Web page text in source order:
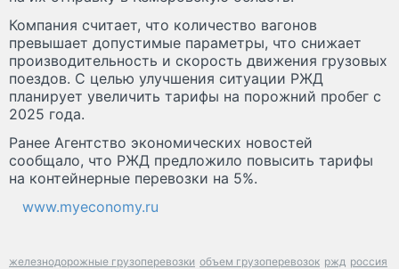
Компания считает, что количество вагонов
превышает допустимые параметры, что снижает
производительность и скорость движения грузовых
поездов. С целью улучшения ситуации РЖД
планирует увеличить тарифы на порожний пробег с
2025 года.
Ранее Агентство экономических новостей
сообщало, что РЖД предложило повысить тарифы
на контейнерные перевозки на 5%.
www.myeconomy.ru
железнодорожные грузоперевозки объем грузоперевозок ржд россия